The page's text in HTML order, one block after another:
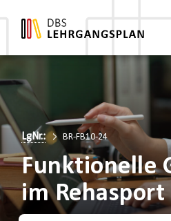
LgNr.: BR-FB10-24
Funktionelle
im Rehasport